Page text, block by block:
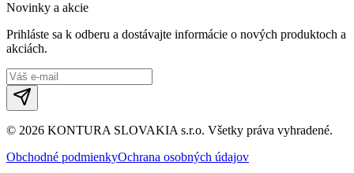
Novinky a akcie
Prihláste sa k odberu a dostávajte informácie o nových produktoch a
akciách.
© 2026 KONTURA SLOVAKIA s.r.o. Všetky práva vyhradené.
Obchodné podmienkyOchrana osobných údajov